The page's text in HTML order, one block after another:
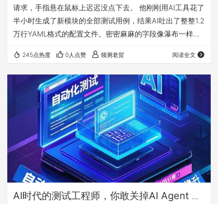
请求，手指悬在鼠标上迟迟没点下去。 他刚刚用AI工具花了
半小时生成了新模块的全部测试用例，结果AI吐出了整整1.2
万行YAML格式的配置文件。密密麻麻的字段像瀑布一样滚
遍，今天别想下班了。 更讽刺的是，他隐约记得上个月刚清
理过一批类似的AI生成用例——那些冗余的边界条件从没触
发过任何bug。办公室里空调嗡嗡作响，窗外知了的叫声一
阵阵传来，老张的咖啡早凉透了。他盯着屏幕上那行绿色
的"生成完成"，突然觉得这四个字有点…
245点热度 0人点赞 领测老贺 阅读全文
AI时代的测试工程师，你敢关掉AI Agent 一